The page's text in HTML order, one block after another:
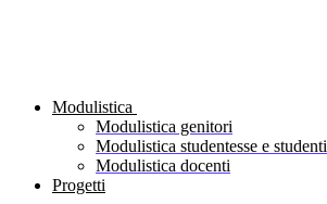
Modulistica
Modulistica genitori
Modulistica studentesse e studenti
Modulistica docenti
Progetti